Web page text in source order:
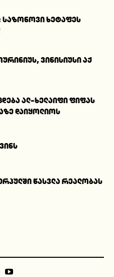
ხეტაფეს
ვინისიუსი აქ
ალ-ხელაიფი ფიფას
დაიყოლიოს
წასვლა რეალობას